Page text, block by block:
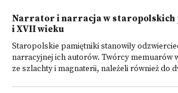
Narrator i narracja w staropolskich
i XVII wieku
Staropolskie pamiętniki stanowiły
narracyjnej ich autorów. Twórcy memuarów
ze szlachty i magnaterii, należeli również do